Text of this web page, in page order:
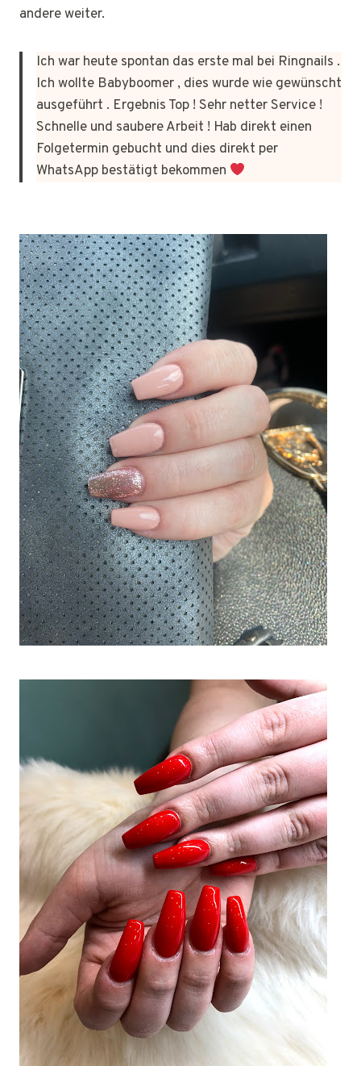
andere weiter.
Ich war heute spontan das erste mal bei Ringnails .
Ich wollte Babyboomer , dies wurde wie gewünscht
ausgeführt . Ergebnis Top ! Sehr netter Service !
Schnelle und saubere Arbeit ! Hab direkt einen
Folgetermin gebucht und dies direkt per
WhatsApp bestätigt bekommen